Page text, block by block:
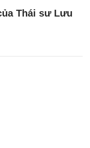
Thái sư Lưu